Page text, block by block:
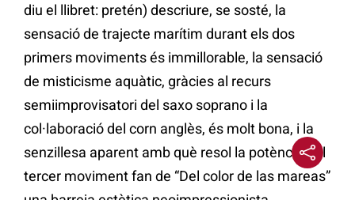
diu el llibret: pretén) descriure, se sosté, la
sensació de trajecte marítim durant els dos
primers moviments és immillorable, la sensació
de misticisme aquàtic, gràcies al recurs
semiimprovisatori del saxo soprano i la
col·laboració del corn anglès, és molt bona, i la
senzillesa aparent amb què resol la potència del
tercer moviment fan de “Del color de las mareas”